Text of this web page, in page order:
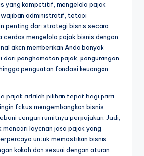
yang kompetitif, mengelola pajak
administratif, tetapi
penting dari strategi bisnis secara
cerdas mengelola pajak bisnis dengan
akan memberikan Anda banyak
dari penghematan pajak, pengurangan
penguatan fondasi keuangan
pajak adalah pilihan tepat bagi para
fokus mengembangkan bisnis
dengan rumitnya perpajakan. Jadi,
mencari layanan jasa pajak yang
untuk memastikan bisnis
kokoh dan sesuai dengan aturan